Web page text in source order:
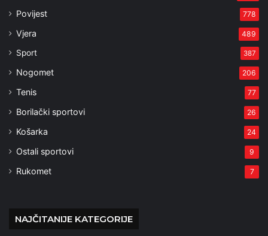
Povijest 778
Vjera 489
Sport 387
Nogomet 206
Tenis 77
Borilački sportovi 26
Košarka 24
Ostali sportovi 9
Rukomet 7
NAJČITANIJE KATEGORIJE